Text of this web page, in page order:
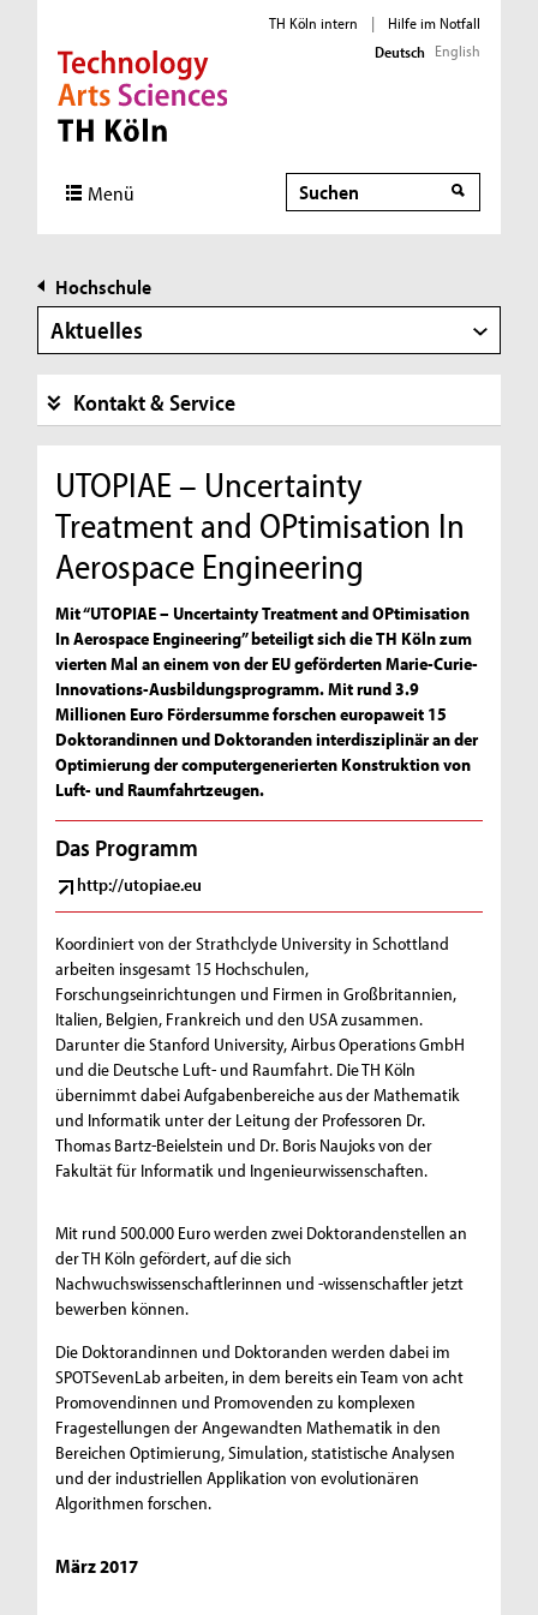
Direkt zur Hauptnavigation
Direkt zur Subnavigation
Direkt zum Inhalt
Direkt zum Fußbereich
TH Köln intern |
Hilfe im Notfall
Deutsch English
Menü Suche
Hochschule
Aktuelles
Kontakt & Service
UTOPIAE – Uncertainty
Treatment and OPtimisation In
Aerospace Engineering
Mit “UTOPIAE – Uncertainty Treatment and OPtimisation
In Aerospace Engineering” beteiligt sich die TH Köln zum
vierten Mal an einem von der EU geförderten Marie-Curie-
Innovations-Ausbildungsprogramm. Mit rund 3.9
Millionen Euro Fördersumme forschen europaweit 15
Doktorandinnen und Doktoranden interdisziplinär an der
Optimierung der computergenerierten Konstruktion von
Luft- und Raumfahrtzeugen.
Das Programm
http://utopiae.eu
Koordiniert von der Strathclyde University in Schottland
arbeiten insgesamt 15 Hochschulen,
Forschungseinrichtungen und Firmen in Großbritannien,
Italien, Belgien, Frankreich und den USA zusammen.
Darunter die Stanford University, Airbus Operations GmbH
und die Deutsche Luft- und Raumfahrt. Die TH Köln
übernimmt dabei Aufgabenbereiche aus der Mathematik
und Informatik unter der Leitung der Professoren Dr.
Thomas Bartz-Beielstein und Dr. Boris Naujoks von der
Fakultät für Informatik und Ingenieurwissenschaften.
Mit rund 500.000 Euro werden zwei Doktorandenstellen an
der TH Köln gefördert, auf die sich
Nachwuchswissenschaftlerinnen und -wissenschaftler jetzt
bewerben können.
Die Doktorandinnen und Doktoranden werden dabei im
SPOTSevenLab arbeiten, in dem bereits ein Team von acht
Promovendinnen und Promovenden zu komplexen
Fragestellungen der Angewandten Mathematik in den
Bereichen Optimierung, Simulation, statistische Analysen
und der industriellen Applikation von evolutionären
Algorithmen forschen.
März 2017